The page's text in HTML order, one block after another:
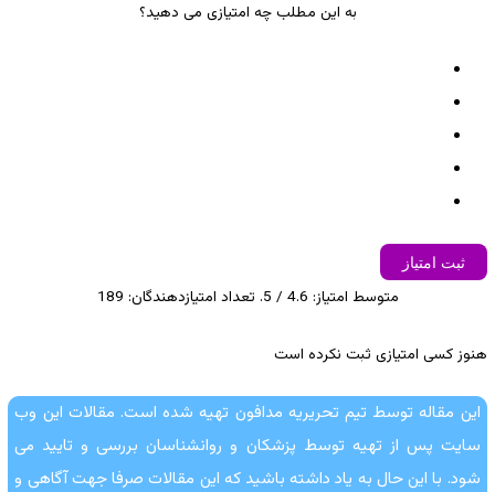
به این مطلب چه امتیازی می دهید؟
ثبت امتیاز
متوسط امتیاز: 4.6 / 5. تعداد امتیازدهندگان: 189
هنوز کسی امتیازی ثبت نکرده است
این مقاله توسط تیم تحریریه مدافون تهیه شده است. مقالات این وب
سایت پس از تهیه توسط پزشکان و روانشناسان بررسی و تایید می
شود. با این حال به یاد داشته باشید که این مقالات صرفا جهت آگاهی و